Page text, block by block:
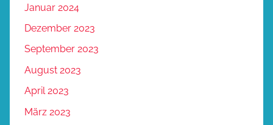
Januar 2024
Dezember 2023
September 2023
August 2023
April 2023
März 2023